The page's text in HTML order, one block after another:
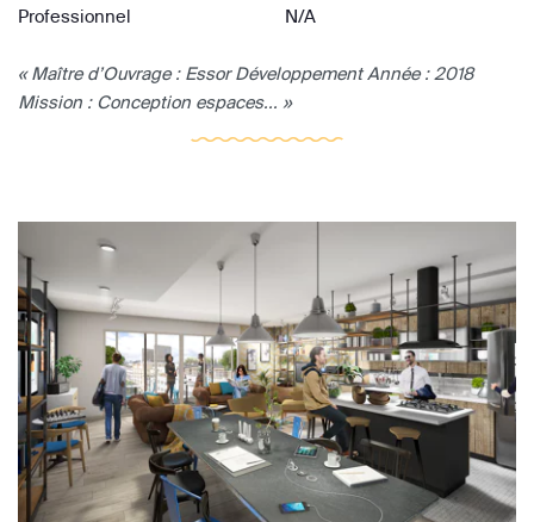
Professionnel
N/A
« Maître d’Ouvrage : Essor Développement Année : 2018
Mission : Conception espaces... »